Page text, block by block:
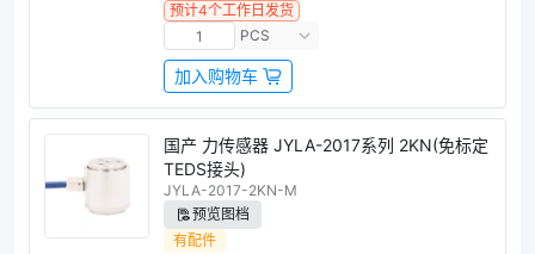
预计4个工作日发货
PCS
加入购物车
国产 力传感器 JYLA-2017系列 2KN(免标定
TEDS接头)
JYLA-2017-2KN-M
预览图档
有配件